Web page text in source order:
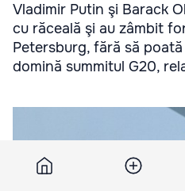
Vladimir Putin şi Barack
cu răceală şi au zâmbit
Petersburg, fără să
domină summitul G20,